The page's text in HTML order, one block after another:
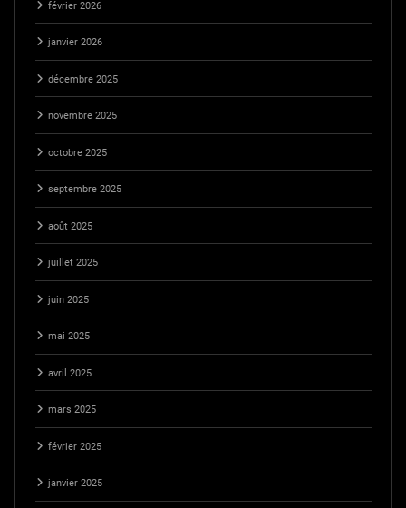
février 2026
janvier 2026
décembre 2025
novembre 2025
octobre 2025
septembre 2025
août 2025
juillet 2025
juin 2025
mai 2025
avril 2025
mars 2025
février 2025
janvier 2025